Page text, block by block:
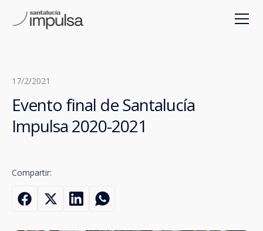
17/2/2021
Evento final de Santalucía
Impulsa 2020-2021
Compartir: